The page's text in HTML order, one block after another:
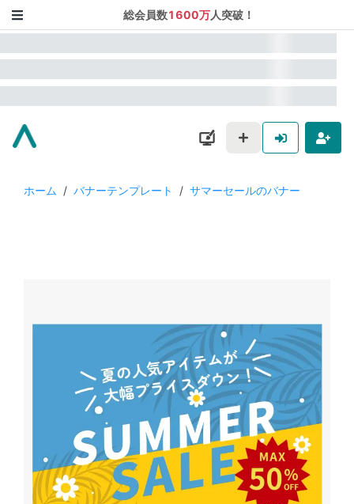
総会員数1600万人突破！
ホーム / バナーテンプレート / サマーセールのバナー